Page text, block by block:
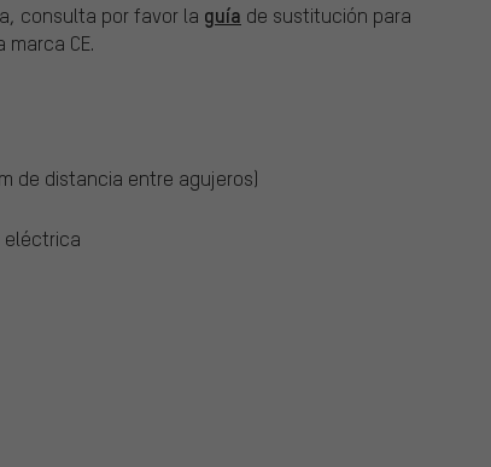
consulta por favor la guía de sustitución para
CE.
de distancia entre agujeros)
eléctrica